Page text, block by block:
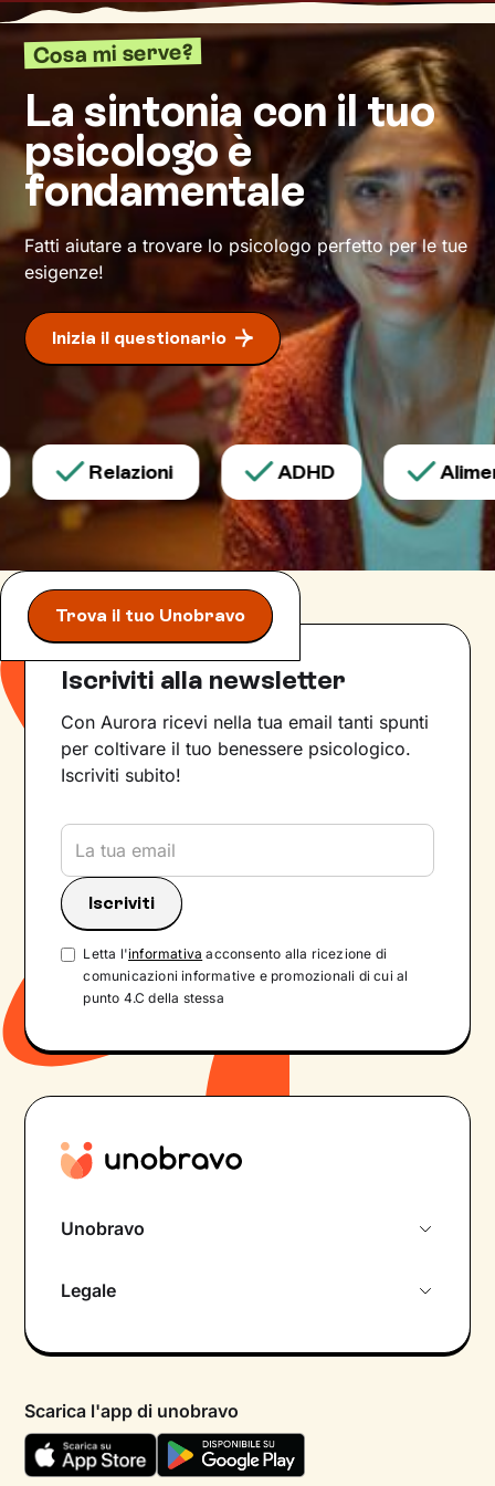
desideri.
Cosa mi serve?
La sintonia con il tuo
psicologo è
fondamentale
Fatti aiutare a trovare lo psicologo perfetto per le tue
esigenze!
Inizia il questionario
Relazioni ADHD
Trova il tuo Unobravo
Iscriviti alla newsletter
Con Aurora ricevi nella tua email tanti spunti
per coltivare il tuo benessere psicologico.
Iscriviti subito!
Letta l'informativa acconsento alla ricezione di
comunicazioni informative e promozionali di cui al
punto 4.C della stessa
Unobravo
Psicologo in chat
Aiuto urgente
FAQ
Legale
Termini e condizioni
Informativa Privacy
Scarica l'app di unobravo